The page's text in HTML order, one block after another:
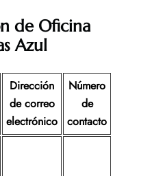
de Oficina
Azul
Dirección
de correo
electrónico
Número
de
contacto